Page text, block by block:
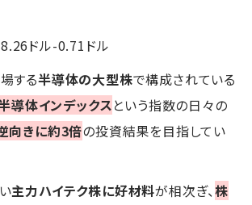
ドル-0.71ドル
する半導体の大型株で構成されている
導体インデックスという指数の日々の
向きに約3倍の投資結果を目指してい
主力ハイテク株に好材料が相次ぎ、株